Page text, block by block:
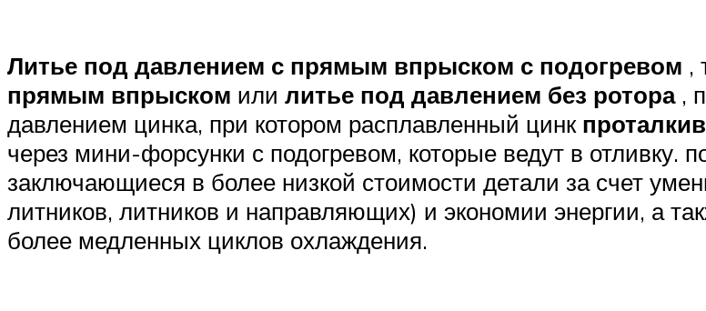
Литье под давлением с прямым впрыском с подогревом ,
прямым впрыском или литье под давлением без ротора,
давлением цинка, при котором расплавленный цинк
через мини-форсунки с подогревом, которые ведут в отливку.
заключающиеся в более низкой стоимости детали за счет
литников, литников и направляющих) и экономии энергии, а
более медленных циклов охлаждения.